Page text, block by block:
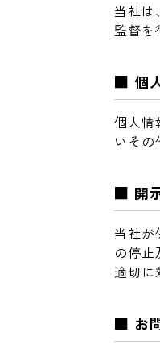
当社は
監督を
■ 個
個人情
いその
■ 開
当社が
の停
適切に
■ お